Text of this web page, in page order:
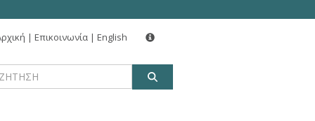
| Επικοινωνία | English
Δελτίο Τύπου
Νέα δωρεά 160 εκατ. ευρώ για την αναβάθμιση